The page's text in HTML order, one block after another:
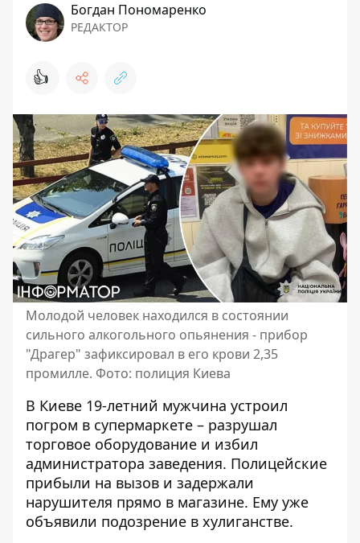
Богдан Пономаренко
РЕДАКТОР
👍
Молодой человек находился в состоянии
сильного алкогольного опьянения - прибор
"Драгер" зафиксировал в его крови 2,35
промилле. Фото: полиция Киева
В Киеве 19-летний мужчина устроил
погром в супермаркете – разрушал
торговое оборудование и избил
администратора заведения. Полицейские
прибыли на вызов и задержали
нарушителя прямо в магазине. Ему уже
объявили подозрение в хулиганстве.